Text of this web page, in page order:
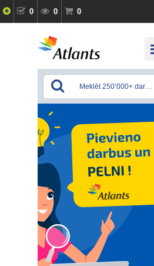
0 0 0